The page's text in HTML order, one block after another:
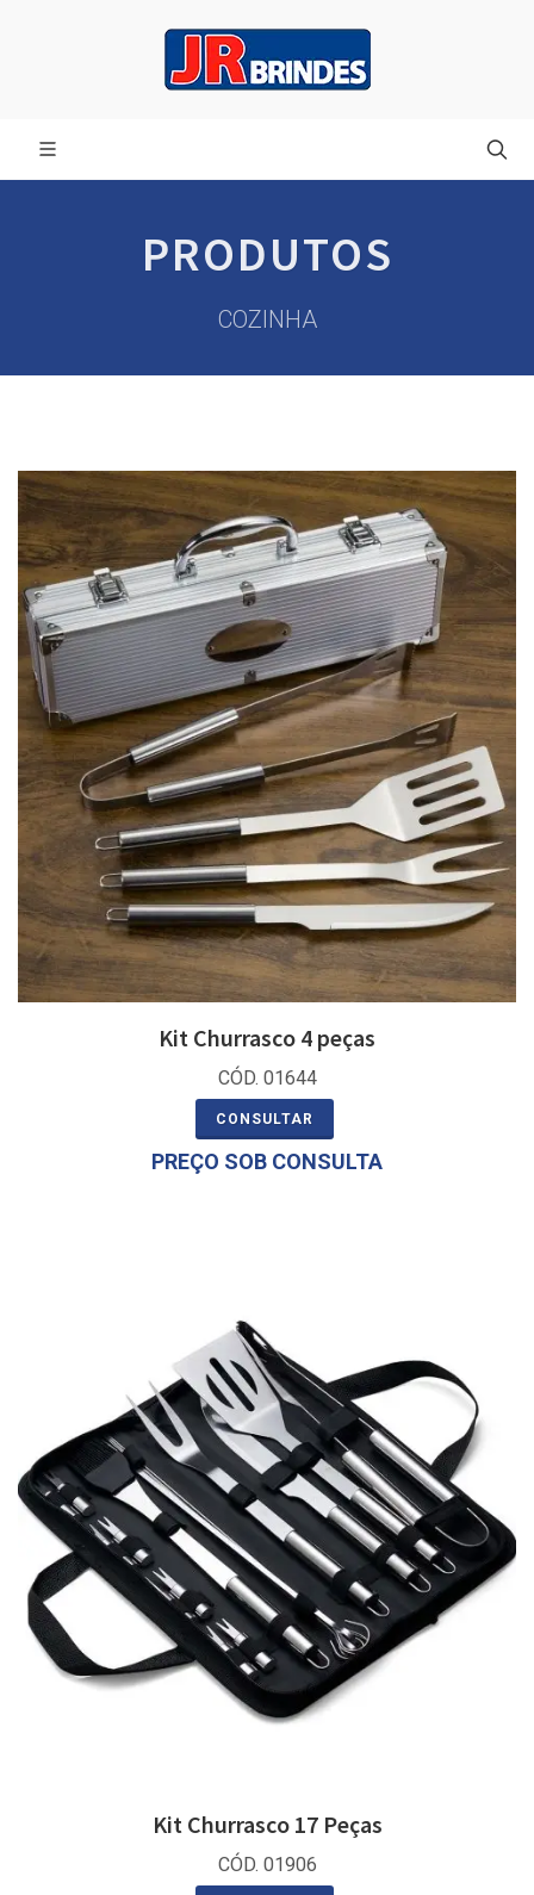
PRODUTOS
COZINHA
Kit Churrasco 4 peças
CÓD. 01644
CONSULTAR
PREÇO SOB CONSULTA
Kit Churrasco 17 Peças
CÓD. 01906